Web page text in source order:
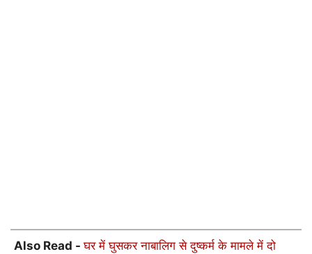
Also Read -घर में घुसकर नाबालिग से दुष्कर्म के मामले में दो